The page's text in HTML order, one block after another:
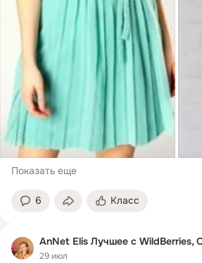
Показать еще
6 Класс
AnNet Elis Лучшее с WildBerries,
29 июл